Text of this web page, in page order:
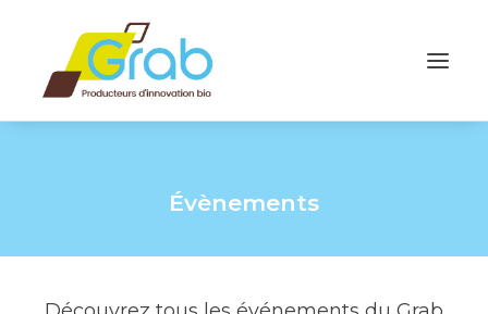
Évènements